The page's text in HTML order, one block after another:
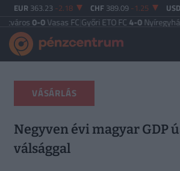
EUR 363.23 -2.18 CHF 389.09 -1.25 USD
Vasas FC|Győri ETO FC4-0 Nyíregyháza|Újpest
VÁSÁRLÁS
Negyven évi magyar GDP
válsággal